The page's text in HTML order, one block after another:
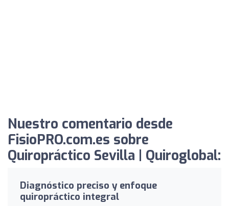
Nuestro comentario desde
FisioPRO.com.es sobre
Quiropráctico Sevilla | Quiroglobal:
Diagnóstico preciso y enfoque
quiropráctico integral